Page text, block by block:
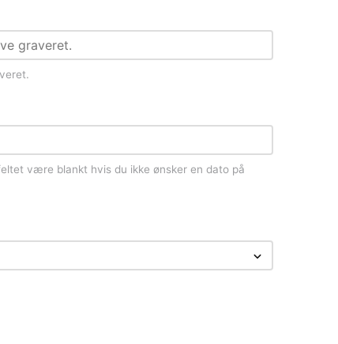
være blankt hvis du ikke ønsker en dato på